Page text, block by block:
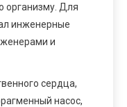
организму. Для
инженерные
и
сердца,
насос,